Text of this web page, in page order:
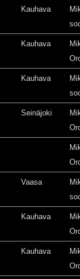
Kauhava
Kauhava
Kauhava
Seinäjoki
Vaasa
Kauhava
Kauhava